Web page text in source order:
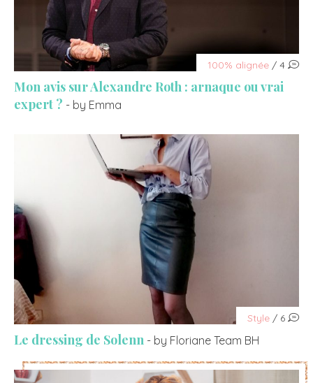
100% alignée / 4
Mon avis sur Alexandre Roth : arnaque ou vrai
expert ? - by Emma
Style / 6
Le dressing de Solenn - by Floriane Team BH